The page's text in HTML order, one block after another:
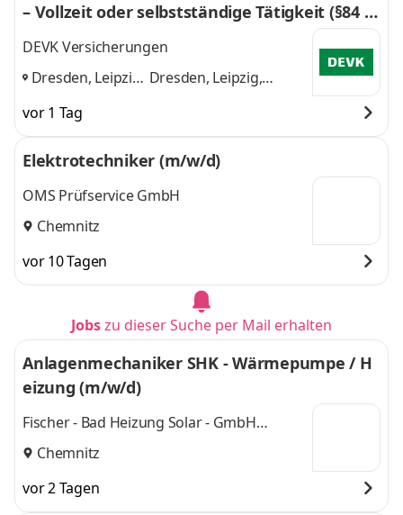
– Vollzeit oder selbstständige Tätigkeit (§84 H
GB)
DEVK Versicherungen
Dresden, Leipzig,
Chemnitz
Dresden, Leipzig,
vor 1 Tag
Elektrotechniker (m/w/d)
OMS Prüfservice GmbH
Chemnitz
vor 10 Tagen
Jobszu dieser Suche per Mail erhalten
Anlagenmechaniker SHK - Wärmepumpe / H
eizung (m/w/d)
Fischer - Bad Heizung Solar - GmbH
Chemnitz
Chemnitz
vor 2 Tagen